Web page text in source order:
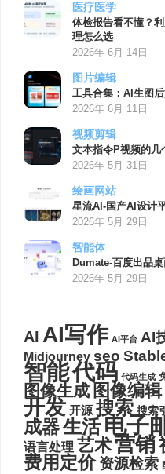
医疗医学
体检报告看不懂？
理怎么选
2026年 6月 14日
图片编辑
工具合集：AI生图
2026年 6月 11日
视频剪辑
文本指令P视频的几
2026年 5月 31日
绘画网站
星流AI-国产AI设计
2026年 5月 29日
智能体
Dumate-百度出品
2026年 5月 29日
AI AI写作 AI平台 AI
Midjourney seo
智能代码 代码生成
图像生成 图像编辑
开发 开源 搜索 搜索
成器生活电子
语言处理 艺术营销
费用定价 资源检索